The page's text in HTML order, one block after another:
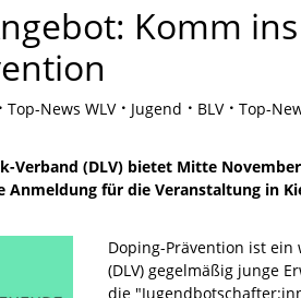
Komm
Top-News WLV Jugend BLV Top-
Verband (DLV) bietet Mitte
Anmeldung für die Veranstaltung in
Doping-Prävention ist
(DLV) gegelmäßig junge
die